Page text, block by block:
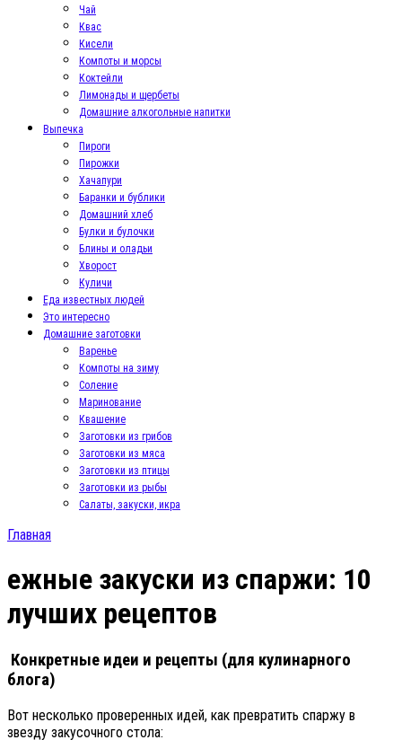
Чай
Квас
Кисели
Компоты и морсы
Коктейли
Лимонады и щербеты
Домашние алкогольные напитки
Выпечка
Пироги
Пирожки
Хачапури
Баранки и бублики
Домашний хлеб
Булки и булочки
Блины и оладьи
Хворост
Куличи
Еда известных людей
Это интересно
Домашние заготовки
Варенье
Компоты на зиму
Соление
Маринование
Квашение
Заготовки из грибов
Заготовки из мяса
Заготовки из птицы
Заготовки из рыбы
Салаты, закуски, икра
Главная
ежные закуски из спаржи: 10
лучших рецептов
Конкретные идеи и рецепты (для кулинарного
блога)
Вот несколько проверенных идей, как превратить спаржу в
звезду закусочного стола: